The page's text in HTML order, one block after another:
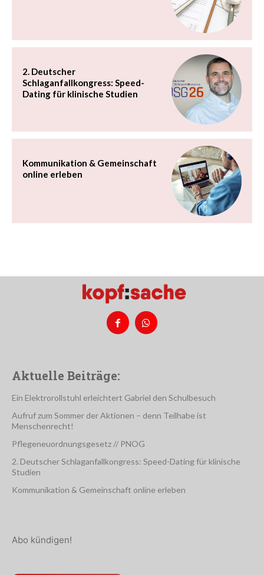
2. Deutscher
Schlaganfallkongress: Speed-
Dating für klinische Studien
Kommunikation & Gemeinschaft
online erleben
Aktuelle Beiträge:
Ein Elektrorollstuhl erleichtert Gabriel den Schulbesuch
Aufruf zum Sommer der Aktionen – denn Teilhabe ist
Menschenrecht!
Pflegeneuordnungsgesetz // PNOG
2. Deutscher Schlaganfallkongress: Speed-Dating für klinische
Studien
Kommunikation & Gemeinschaft online erleben
Abo kündigen!